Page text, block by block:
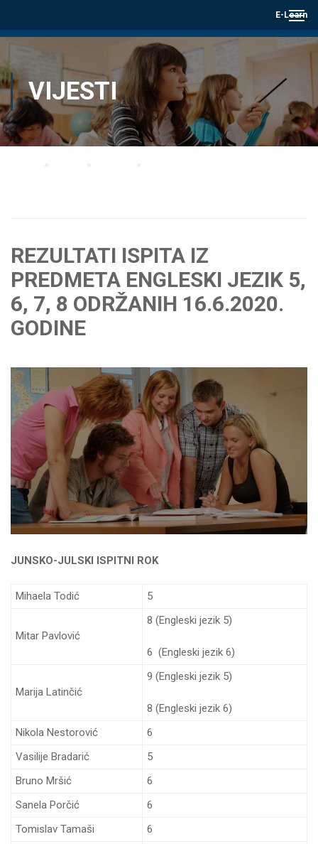
E-Learn
VIJESTI
REZULTATI ISPITA IZ
PREDMETA ENGLESKI JEZIK 5,
6, 7, 8 ODRŽANIH 16.6.2020.
GODINE
JUNSKO-JULSKI ISPITNI ROK
Mihaela Todić 5
Mitar Pavlović
8 (Engleski jezik 5)
6 (Engleski jezik 6)
Marija Latinčić
9 (Engleski jezik 5)
8 (Engleski jezik 6)
Nikola Nestorović
6
Vasilije Bradarić
5
Bruno Mršić
6
Sanela Porčić
6
Tomislav Tamaši
6